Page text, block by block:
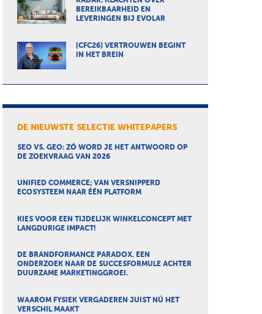
BEREIKBAARHEID EN
LEVERINGEN BIJ EVOLAR
[CFC26] VERTROUWEN BEGINT
IN HET BREIN
DE NIEUWSTE SELECTIE WHITEPAPERS
SEO VS. GEO: ZÓ WORD JE HET ANTWOORD OP
DE ZOEKVRAAG VAN 2026
UNIFIED COMMERCE; VAN VERSNIPPERD
ECOSYSTEEM NAAR ÉÉN PLATFORM
KIES VOOR EEN TIJDELIJK WINKELCONCEPT MET
LANGDURIGE IMPACT!
DE BRANDFORMANCE PARADOX. EEN
ONDERZOEK NAAR DE SUCCESFORMULE ACHTER
DUURZAME MARKETINGGROEI.
WAAROM FYSIEK VERGADEREN JUIST NÚ HET
VERSCHIL MAAKT